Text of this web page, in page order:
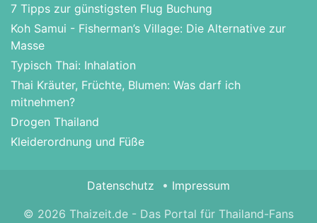
7 Tipps zur günstigsten Flug Buchung
Koh Samui - Fisherman’s Village: Die Alternative zur
Masse
Typisch Thai: Inhalation
Thai Kräuter, Früchte, Blumen: Was darf ich
mitnehmen?
Drogen Thailand
Kleiderordnung und Füße
Datenschutz
Impressum
© 2026 Thaizeit.de - Das Portal für Thailand-Fans